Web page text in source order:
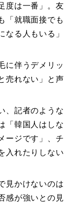
度は一番」。友
「就職面接でも
なる人もいる」
に伴うデメリッ
売れない」と声
、記者のような
「韓国人はしな
ージです」、チ
入れたりしない
見かけないのは
感が強いとの見